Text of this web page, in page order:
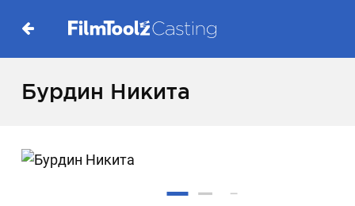
Бурдин Никита